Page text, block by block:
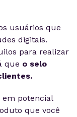
usuários que
digitais.
para realizar
que o selo
potencial
que você